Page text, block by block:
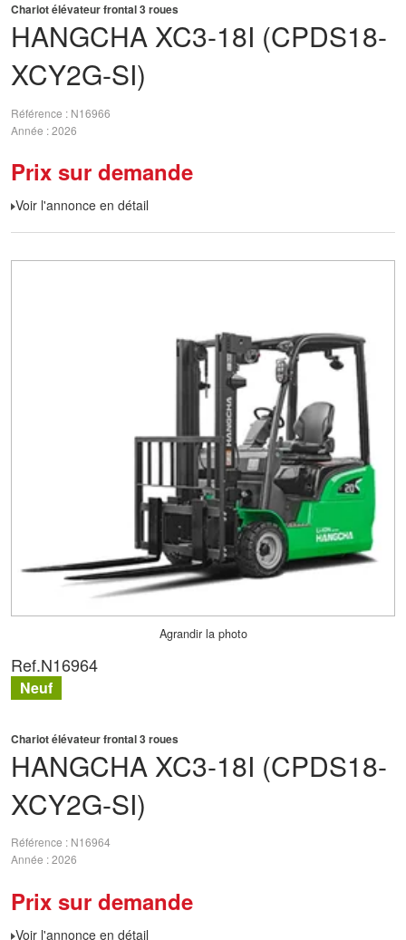
HANGCHA XC3-18I (CPDS18-
XCY2G-SI)
Chariot élévateur frontal 3 roues
Référence
N16966
Année 2026
Prix sur demande
Voir l'annonce en détail
Agrandir la photo
HANGCHA XC3-18I (CPDS18-
XCY2G-SI)
Chariot élévateur frontal 3 roues
Référence
N16964
Année 2026
Prix sur demande
Voir l'annonce en détail
Ref.N16964
Neuf